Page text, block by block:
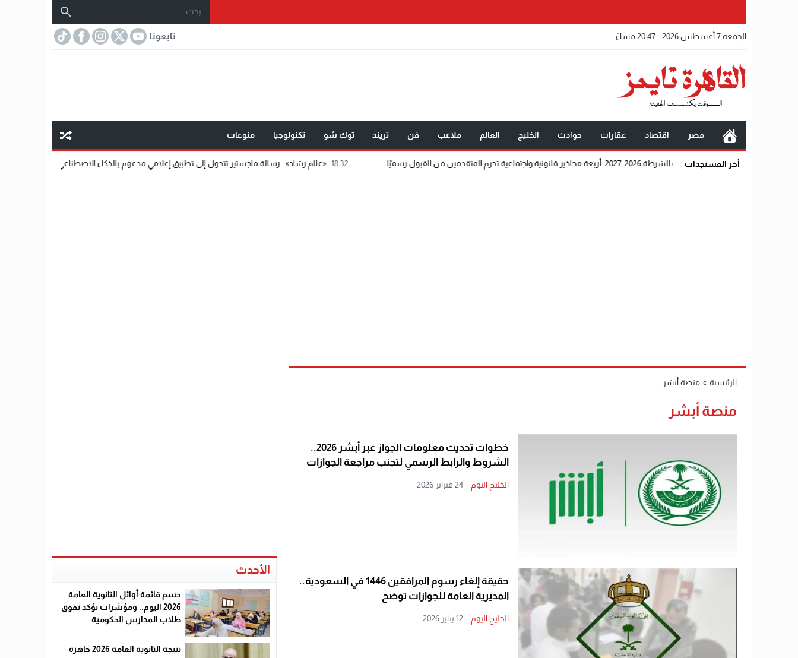
الجمعة 7 أغسطس 2026 - 20:47 مساءً تابعونا
مصر اقتصاد عقارات حوادث الخليج العالم ملاعب فن تريند توك شو تكنولوجيا منوعات
أخر المستجدات 18:32 «عالم رشاد».. رسالة ماجستير تتحول إلى تطبيق إعلامي مدعوم بالذكاء الاصطناعي. 07:32 مختار عتمان.. «صديق بكلية الشرطة 2026-2027: أربعة محاذير قانونية واجتماعية تحرم المتقدمين من القبول رسميًا
الرئيسية » منصة أبشر
منصة أبشر
خطوات تحديث معلومات الجواز عبر أبشر 2026..
الشروط والرابط الرسمي لتجنب مراجعة الجوازات
الخليج اليوم | 24 فبراير 2026
حقيقة إلغاء رسوم المرافقين 1446 في السعودية..
المديرية العامة للجوازات توضح
الخليج اليوم | 12 يناير 2026
الأحدث
حسم قائمة أوائل الثانوية العامة
2026 اليوم.. ومؤشرات تؤكد تفوق
طلاب المدارس الحكومية
نتيجة الثانوية العامة 2026 جاهزة